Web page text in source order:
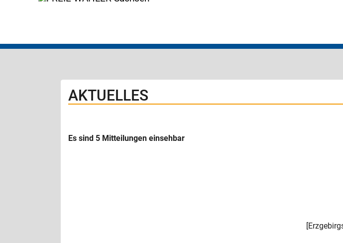
AKTUELLES
Es sind 5 Mitteilungen einsehbar
[